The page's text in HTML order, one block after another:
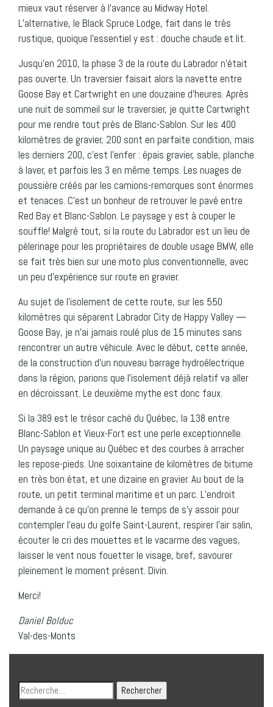
mieux vaut réserver à l’avance au Midway Hotel.
L’alternative, le Black Spruce Lodge, fait dans le très
rustique, quoique l’essentiel y est : douche chaude et lit.
Jusqu’en 2010, la phase 3 de la route du Labrador n’était
pas ouverte. Un traversier faisait alors la navette entre
Goose Bay et Cartwright en une douzaine d’heures. Après
une nuit de sommeil sur le traversier, je quitte Cartwright
pour me rendre tout près de Blanc-Sablon. Sur les 400
kilomètres de gravier, 200 sont en parfaite condition, mais
les derniers 200, c’est l’enfer : épais gravier, sable, planche
à laver, et parfois les 3 en même temps. Les nuages de
poussière créés par les camions-remorques sont énormes
et tenaces. C’est un bonheur de retrouver le pavé entre
Red Bay et Blanc-Sablon. Le paysage y est à couper le
souffle! Malgré tout, si la route du Labrador est un lieu de
pèlerinage pour les propriétaires de double usage BMW, elle
se fait très bien sur une moto plus conventionnelle, avec
un peu d’expérience sur route en gravier.
Au sujet de l’isolement de cette route, sur les 550
kilomètres qui séparent Labrador City de Happy Valley —
Goose Bay, je n’ai jamais roulé plus de 15 minutes sans
rencontrer un autre véhicule. Avec le début, cette année,
de la construction d’un nouveau barrage hydroélectrique
dans la région, parions que l’isolement déjà relatif va aller
en décroissant. Le deuxième mythe est donc faux.
Si la 389 est le trésor caché du Québec, la 138 entre
Blanc-Sablon et Vieux-Fort est une perle exceptionnelle.
Un paysage unique au Québec et des courbes à arracher
les repose-pieds. Une soixantaine de kilomètres de bitume
en très bon état, et une dizaine en gravier. Au bout de la
route, un petit terminal maritime et un parc. L’endroit
demande à ce qu’on prenne le temps de s’y assoir pour
contempler l’eau du golfe Saint-Laurent, respirer l’air salin,
écouter le cri des mouettes et le vacarme des vagues,
laisser le vent nous fouetter le visage, bref, savourer
pleinement le moment présent. Divin.
Merci!
Daniel Bolduc
Val-des-Monts